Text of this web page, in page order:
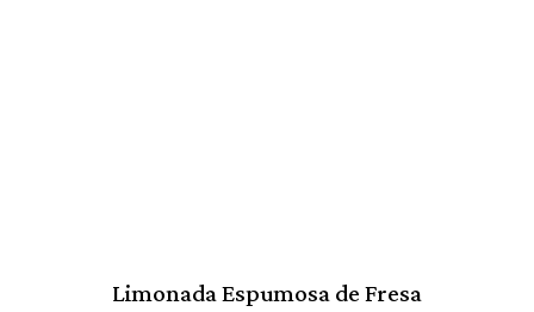
Limonada Espumosa de Fresa